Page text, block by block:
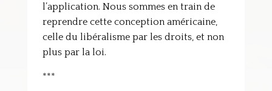
l’application. Nous sommes en train de
reprendre cette conception américaine,
celle du libéralisme par les droits, et non
plus par la loi.
***